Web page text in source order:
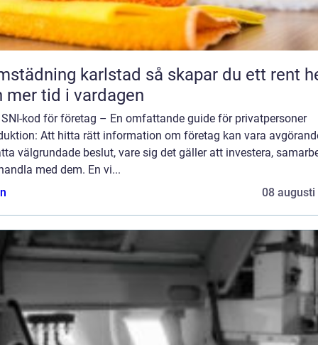
karlstad så skapar du ett rent hem
mer tid i vardagen
kod för företag – En omfattande guide för privatpersoner
Att hitta rätt information om företag kan vara
välgrundade beslut, vare sig det gäller att investera,
med dem. En vi...
08 augusti